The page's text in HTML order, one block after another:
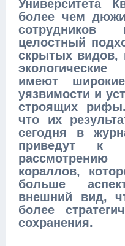
Университета
более чем
сотрудников
целостный
скрытых видов,
имеют
уязвимости и
строящих
что их
сегодня в
приведут к
кораллов,
больше
внешний вид,
более
сохранения.